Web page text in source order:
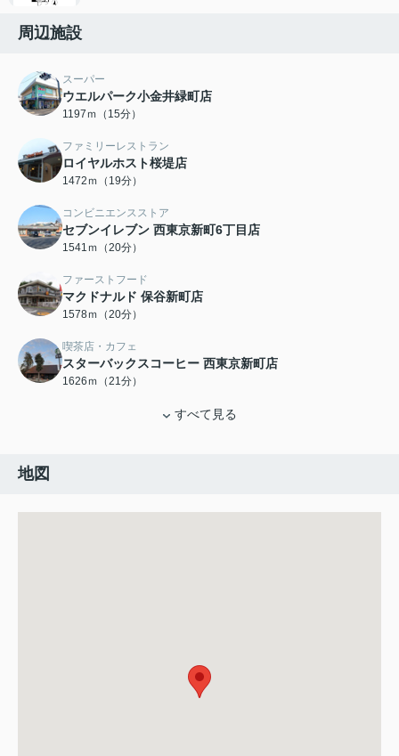
周辺施設
スーパー
ウエルパーク小金井緑町店
1197ｍ（15分）
ファミリーレストラン
ロイヤルホスト桜堤店
1472ｍ（19分）
コンビニエンスストア
セブンイレブン 西東京新町6丁目店
1541ｍ（20分）
ファーストフード
マクドナルド 保谷新町店
1578ｍ（20分）
喫茶店・カフェ
スターバックスコーヒー 西東京新町店
1626ｍ（21分）
すべて見る
地図